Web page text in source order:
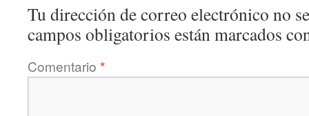
Tu dirección de correo electrónico no
campos obligatorios están marcados
Comentario *